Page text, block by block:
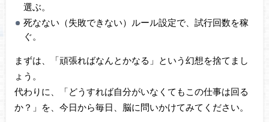
選ぶ。
死なない（失敗できない）ルール設定で、試行回数を稼
ぐ。
まずは、「頑張ればなんとかなる」という幻想を捨てまし
ょう。
代わりに、「どうすれば自分がいなくてもこの仕事は回る
か？」を、今日から毎日、脳に問いかけてみてください。